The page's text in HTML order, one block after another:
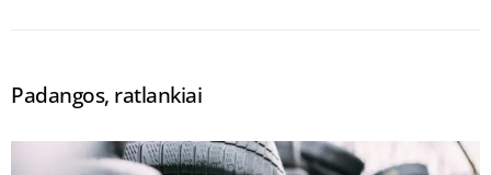
Padangos, ratlankiai